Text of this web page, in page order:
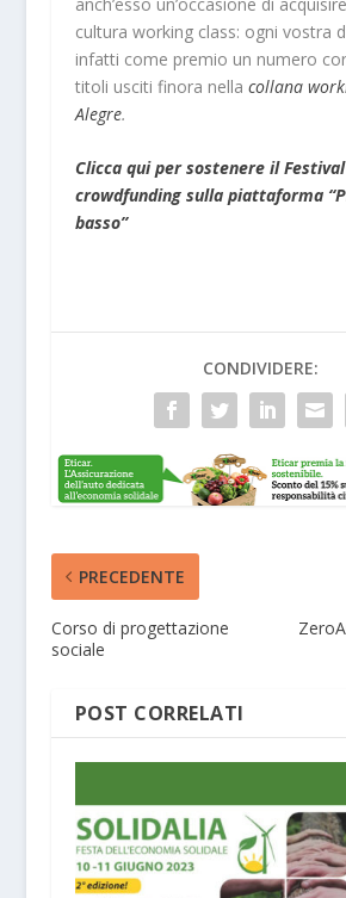
cultura working class: ogni vostra
infatti come premio un numero
titoli usciti finora nella collana
Alegre.
Clicca qui per sostenere il
crowdfunding sulla piattaforma
basso”
CONDIVIDERE:
PRECEDENTE
Corso di progettazione
sociale
POST CORRELATI